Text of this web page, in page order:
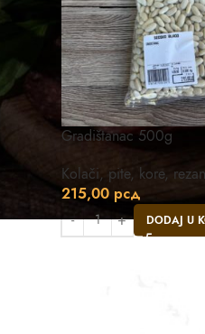
Gradištanac 500g
Kolači, pite, kore,
215,00 рсд
DODAJ U